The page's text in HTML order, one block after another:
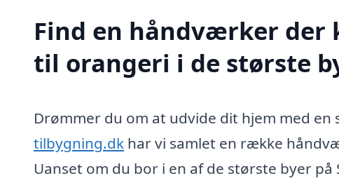
Find en håndværker
til orangeri i de største
Drømmer du om at udvide dit hjem med en
tilbygning.dk har vi samlet en række
Uanset om du bor i en af de største byer